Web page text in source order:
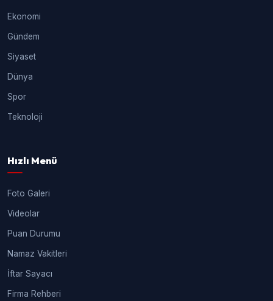
Ekonomi
Gündem
Siyaset
Dünya
Spor
Teknoloji
Hızlı Menü
Foto Galeri
Videolar
Puan Durumu
Namaz Vakitleri
İftar Sayacı
Firma Rehberi